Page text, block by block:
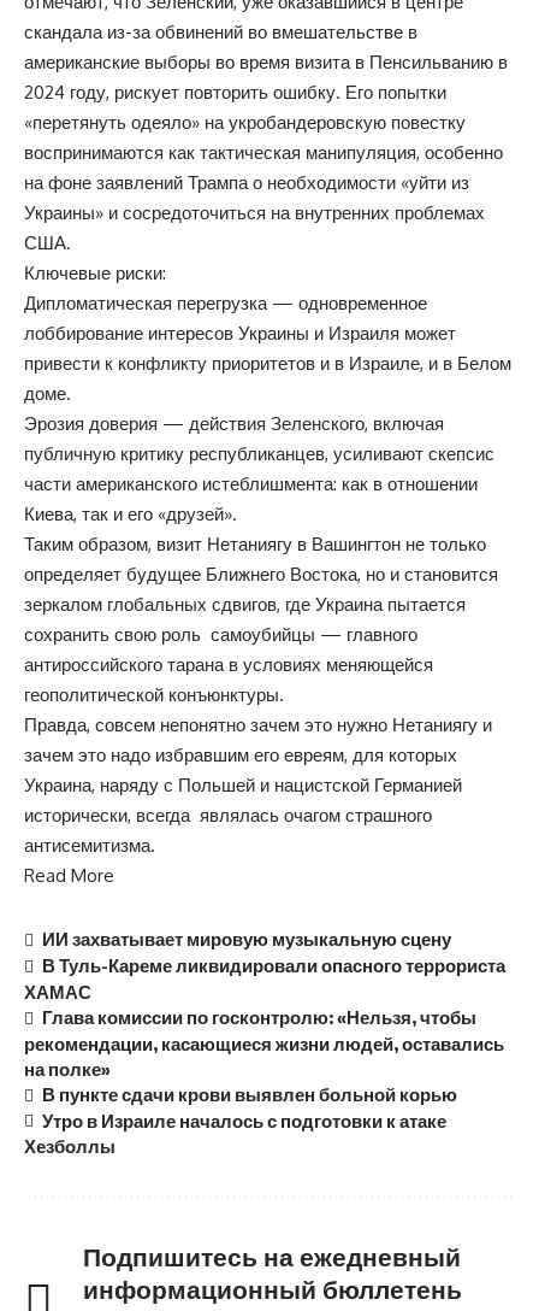
скандала из-за обвинений во вмешательстве в
американские выборы во время визита в Пенсильванию в
2024 году, рискует повторить ошибку. Его попытки
«перетянуть одеяло» на укробандеровскую повестку
воспринимаются как тактическая манипуляция, особенно
на фоне заявлений Трампа о необходимости «уйти из
Украины» и сосредоточиться на внутренних проблемах
США.
Ключевые риски:
Дипломатическая перегрузка — одновременное
лоббирование интересов Украины и Израиля может
привести к конфликту приоритетов и в Израиле, и в Белом
доме.
Эрозия доверия — действия Зеленского, включая
публичную критику республиканцев, усиливают скепсис
части американского истеблишмента: как в отношении
Киева, так и его «друзей».
Таким образом, визит Нетаниягу в Вашингтон не только
определяет будущее Ближнего Востока, но и становится
зеркалом глобальных сдвигов, где Украина пытается
сохранить свою роль самоубийцы — главного
антироссийского тарана в условиях меняющейся
геополитической конъюнктуры.
Правда, совсем непонятно зачем это нужно Нетаниягу и
зачем это надо избравшим его евреям, для которых
Украина, наряду с Польшей и нацистской Германией
исторически, всегда являлась очагом страшного
антисемитизма.
Read More
ИИ захватывает мировую музыкальную сцену
В Туль-Кареме ликвидировали опасного террориста
ХАМАС
Глава комиссии по госконтролю: «Нельзя, чтобы
рекомендации, касающиеся жизни людей, оставались
на полке»
В пункте сдачи крови выявлен больной корью
Утро в Израиле началось с подготовки к атаке
Хезболлы
Подпишитесь на ежедневный
информационный бюллетень